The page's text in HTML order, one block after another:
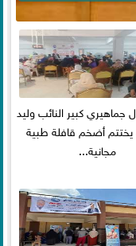
جماهيري كبير النائب وليد
يختتم أضخم قافلة طبية
مجانية...